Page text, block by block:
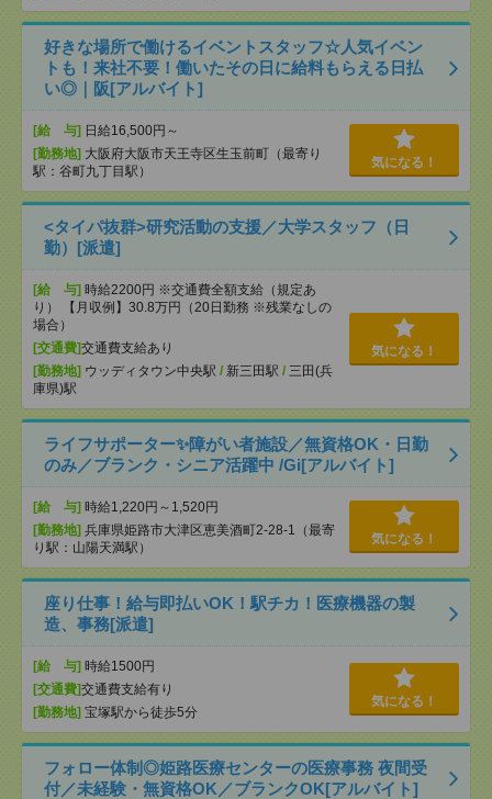
好きな場所で働けるイベントスタッフ☆人気イベン
トも！来社不要！働いたその日に給料もらえる日払
い◎｜阪[アルバイト]
[給 与] 日給16,500円～
[勤務地] 大阪府大阪市天王寺区生玉前町（最寄り
駅：谷町九丁目駅）
気になる！
<タイパ抜群>研究活動の支援／大学スタッフ（日
勤）[派遣]
[給 与] 時給2200円 ※交通費全額支給（規定あ
り） 【月収例】30.8万円（20日勤務 ※残業なしの
場合）
[交通費]交通費支給あり
[勤務地] ウッディタウン中央駅 / 新三田駅 / 三田(兵
庫県)駅
気になる！
ライフサポーター✨障がい者施設／無資格OK・日勤
のみ／ブランク・シニア活躍中 /Gi[アルバイト]
[給 与] 時給1,220円～1,520円
[勤務地] 兵庫県姫路市大津区恵美酒町2-28-1（最寄
り駅：山陽天満駅）
気になる！
座り仕事！給与即払いOK！駅チカ！医療機器の製
造、事務[派遣]
[給 与] 時給1500円
[交通費]交通費支給有り
[勤務地] 宝塚駅から徒歩5分
気になる！
フォロー体制◎姫路医療センターの医療事務 夜間受
付／未経験・無資格OK／ブランクOK[アルバイト]